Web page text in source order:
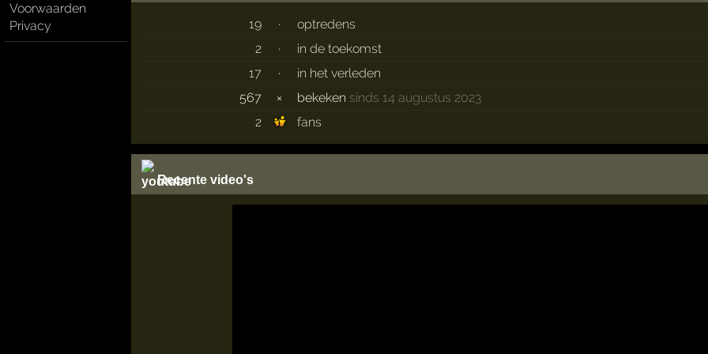
Voorwaarden
Privacy
19 ·
optredens
2
·
in de toekomst
17
·
in het verleden
567
× bekeken sinds 14 augustus 2023
2
fans
Recente video's